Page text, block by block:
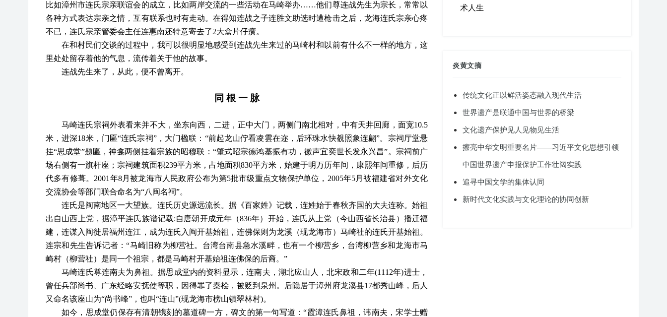
比如漳州市连氏宗亲联谊会的成立，比如两岸交流的一些活动在马崎举办……他们尊连战先生为宗长，常常以
各种方式表达宗亲之情，互有联系也时有走动。在得知连战之子连胜文助选时遭枪击之后，龙海连氏宗亲心疼
不已，连氏宗亲管委会主任连惠南还特意寄去了2大盒片仔癀。
在和村民们交谈的过程中，我可以很明显地感受到连战先生来过的马崎村和以前有什么不一样的地方，这
里处处留存着他的气息，流传着关于他的故事。
连战先生来了，从此，便不曾离开。
同 根 一 脉
马崎连氏宗祠外表看来并不大，坐东向西，二进，正中大门，两侧门南北相对，中有天井回廊，面宽10.5
米，进深18米，门匾“连氏宗祠”，大门楹联：“前起龙山佇看凌雲在迩，后环珠水快覩照象连翩”。宗祠厅堂悬
挂“思成堂”题匾，神龛两侧挂着宗族的昭穆联：“肇式昭宗德鸿基振有功，徽声宜奕世长发永兴昌”。宗祠前广
场右侧有一旗杆座；宗祠建筑面积239平方米，占地面积830平方米，始建于明万历年间，康熙年间重修，后历
代多有修葺。2001年8月被龙海市人民政府公布为第5批市级重点文物保护单位，2005年5月被福建省对外文化
交流协会等部门联合命名为“八闽名祠”。
连氏是闽南地区一大望族。连氏历史源远流长。据《百家姓》记载，连姓始于春秋齐国的大夫连称。始祖
出自山西上党，据漳平连氏族谱记载:自唐朝开成元年（836年）开始，连氏从上党（今山西省长治县）播迁福
建，连谋入闽徙居福州连江，成为连氏入闽开基始祖，连佛保则为龙溪（现龙海市）马崎社的连氏开基始祖。
连宗和先生告诉记者：“马崎旧称为柳营社。台湾台南县急水溪畔，也有一个柳营乡，台湾柳营乡和龙海市马
崎村（柳营社）是同一个祖宗，都是马崎村开基始祖连佛保的后裔。”
马崎连氏尊连南夫为鼻祖。据思成堂内的资料显示，连南夫，湖北应山人，北宋政和二年(1112年)进士，
曾任兵部尚书、广东经略安抚使等职，因得罪了秦桧，被贬到泉州。后隐居于漳州府龙溪县17都秀山峰，后人
又命名该座山为“尚书峰”，也叫“连山”(现龙海市榜山镇翠林村)。
如今，思成堂仍保存有清朝镌刻的墓道碑一方，碑文的第一句写道：“霞漳连氏鼻祖，讳南夫，宋学士赠
术人生
炎黄文摘
传统文化正以鲜活姿态融入现代生活
世界遗产是联通中国与世界的桥梁
文化遗产保护见人见物见生活
擦亮中华文明重要名片——习近平文化思想引领
中国世界遗产申报保护工作壮阔实践
追寻中国文学的集体认同
新时代文化实践与文化理论的协同创新